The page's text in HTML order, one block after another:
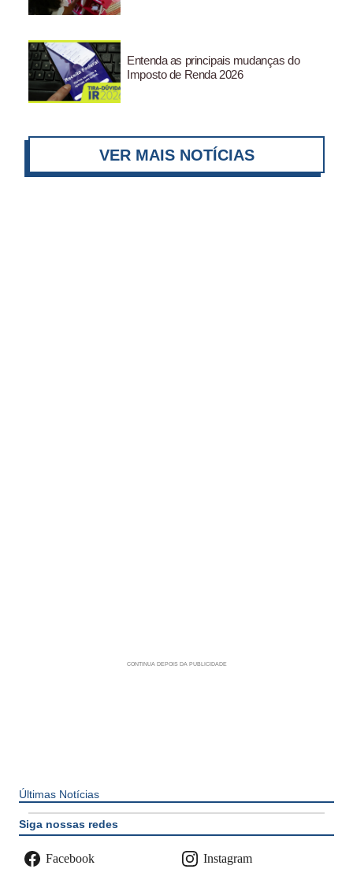
Entenda as principais mudanças do
Imposto de Renda 2026
VER MAIS NOTÍCIAS
Últimas Notícias
Siga nossas redes
Facebook Instagram